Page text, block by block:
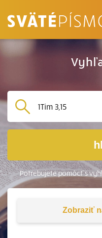
Potrebujete pomôcť s
Zobraziť